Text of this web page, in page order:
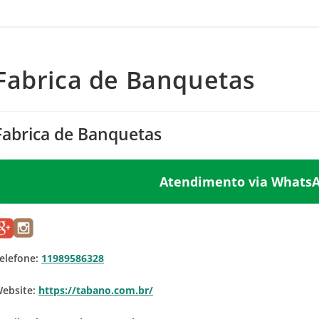
de Banquetas
de Banquetas
Atendimento via
11989586328
https://tabano.com.br/